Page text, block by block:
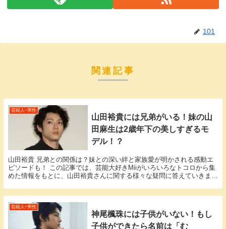
101
関連記事
芸能人ｰ男性
山田裕貴には兄弟がいる！妹の山
田麻生は2歳年下の美しすぎるモ
デル！？
山田裕貴 兄弟との関係は？妹との深い絆と家族愛が明かされる感動エ
ピソードも！ この記事では、芸能大好きMiiがいろいろなトコロから集
めた情報をもとに、山田裕貴さんに関する様々な疑問に答えていきま
芸能人ｰ男性
神尾楓珠には子供がいない！もし
子供ができたら名前は「む